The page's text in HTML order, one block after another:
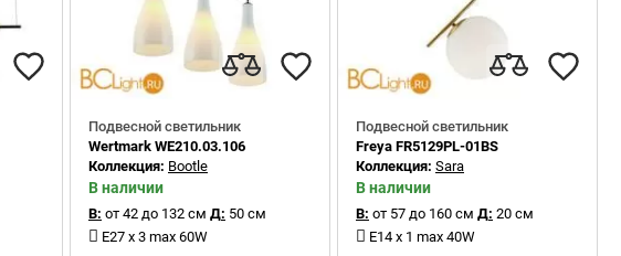
Подвесной светильник
Wertmark WE210.03.106
Коллекция: Bootle
В наличии
В: от 42 до 132 см Д: 50 см
E27 x 3 max 60W
Подвесной светильник
Freya FR5129PL-01BS
Коллекция: Sara
В наличии
В: от 57 до 160 см Д: 20 см
E14 x 1 max 40W